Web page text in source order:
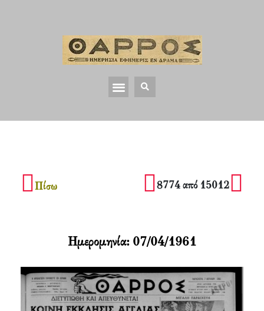
Πίσω 8774 από 15012
Ημερομηνία: 07/04/1961